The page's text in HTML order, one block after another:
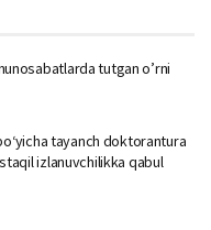
tutgan o’rni
tayanch doktorantura
izlanuvchilikka qabul